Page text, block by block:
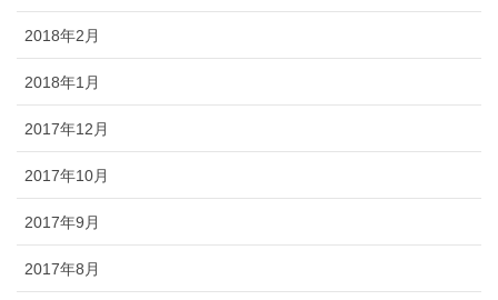
2018年2月
2018年1月
2017年12月
2017年10月
2017年9月
2017年8月